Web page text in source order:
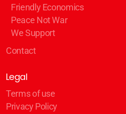
Friendly Economics
Peace Not War
We Support
Contact
Legal
Terms of use
Privacy Policy